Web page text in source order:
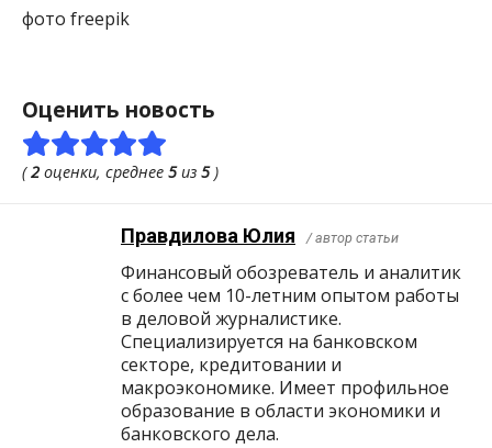
фото freepik
Оценить новость
(2 оценки, среднее 5из 5)
Правдилова Юлия / автор статьи
Финансовый обозреватель и аналитик
с более чем 10-летним опытом работы
в деловой журналистике.
Специализируется на банковском
секторе, кредитовании и
макроэкономике. Имеет профильное
образование в области экономики и
банковского дела.